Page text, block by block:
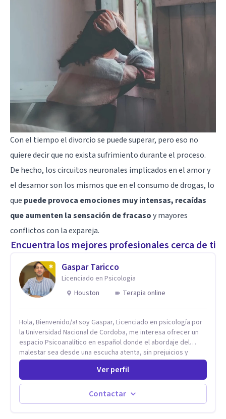
Con el tiempo el divorcio se puede superar, pero eso no
quiere decir que no exista sufrimiento durante el proceso.
De hecho, los circuitos neuronales implicados en el amor y
el desamorson los mismos que en el consumo de drogas, lo
que puede provoca emociones muy intensas, recaídas
que aumenten la sensación de fracasoy mayores
conflictos con la expareja.
Encuentra los mejores profesionales cerca de ti
Gaspar Taricco
Licenciado en Psicologia
Houston
Terapia online
Hola, Bienvenido/a! soy Gaspar, Licenciado en psicología por
la Universidad Nacional de Cordoba, me interesa ofrecer un
espacio Psicoanalítico en español donde el abordaje del
malestar sea desde una escucha atenta, sin prejuicios y
rescatando lo singular de cada caso, sin caer en etiquetas.
Considero que todas las personas en algún momento pueden
sufrir y cada una por cuestiones particulares, es en mi
espacio donde se le dará un lugar a esas cuestiones
singulares de cada uno, para luego generar cambios. Soy una
Ver perfil
Contactar